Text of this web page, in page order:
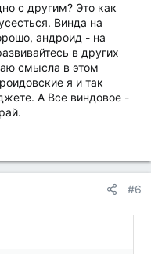
с другим? Это как
Винда на
андроид - на
в других
смысла в этом
я и так
А Все виндовое -
#6